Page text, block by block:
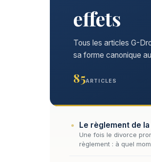
effets
Tous les articles G-
sa forme canonique
85ARTICLES
Le règlement de
Une fois le divorce
règlement : à quel